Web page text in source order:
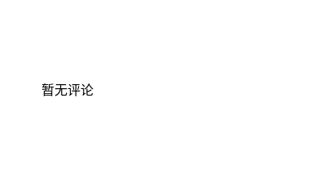
暂无评论